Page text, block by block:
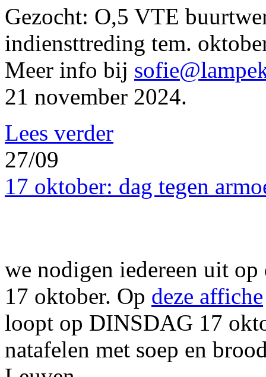
Gezocht: O,5 VTE
indiensttreding tem.
Meer info bij
21 november 2024.
Lees verder
27/09
17 oktober: dag tegen
we nodigen iedereen uit
17 oktober. Op deze affiche
loopt op DINSDAG 17
natafelen met soep en